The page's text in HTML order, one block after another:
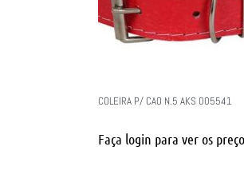
COLEIRA P/ CAO N.5 AKS 005541
Faça login para ver os